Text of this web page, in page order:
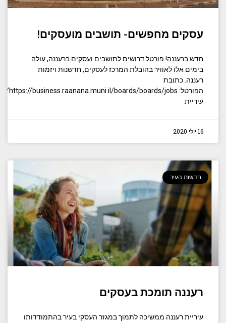
עסקים מחפשים- תושבים מועסקים!
חדש ברעננה! פורטל דרושים לתושבים ועסקים ברעננה, עולה
בימים אלו לאוויר בהובלת המרכז לעסקים, חדשנות ויזמות
רעננה. כתובת
הפורטל: https://business.raanana.muni.il/boards/boards/jobs/
עיריית
16 יולי 2020
חדשות העיר
רעננה תומכת בעסקים
עיריית רעננה ממשיכה לתמוך במגזר העסקי בעיר בהתמודדותו